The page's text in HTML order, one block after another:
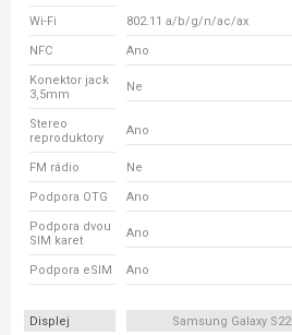
Wi-Fi 802.11 a/b/g/n/ac/ax
NFC Ano
Konektor jack
3,5mm
Ne
Stereo
reproduktory
Ano
FM rádio Ne
Podpora OTG Ano
Podpora dvou
SIM karet
Ano
Podpora eSIM Ano
Displej Samsung Galaxy S22